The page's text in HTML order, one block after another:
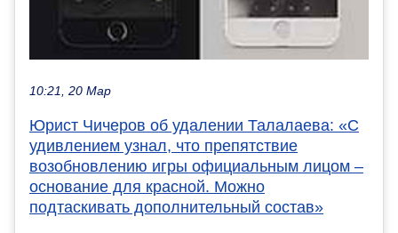
10:21, 20 Мар
Юрист Чичеров об удалении Талалаева: «С
удивлением узнал, что препятствие
возобновлению игры официальным лицом –
основание для красной. Можно
подтаскивать дополнительный состав»